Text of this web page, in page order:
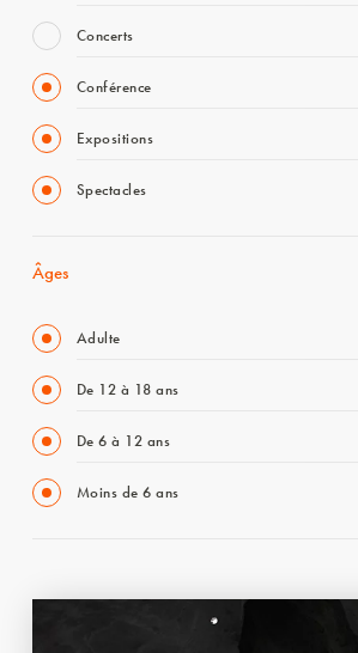
Concerts
Conférence
Expositions
Spectacles
Âges
Adulte
De 12 à 18 ans
De 6 à 12 ans
Moins de 6 ans